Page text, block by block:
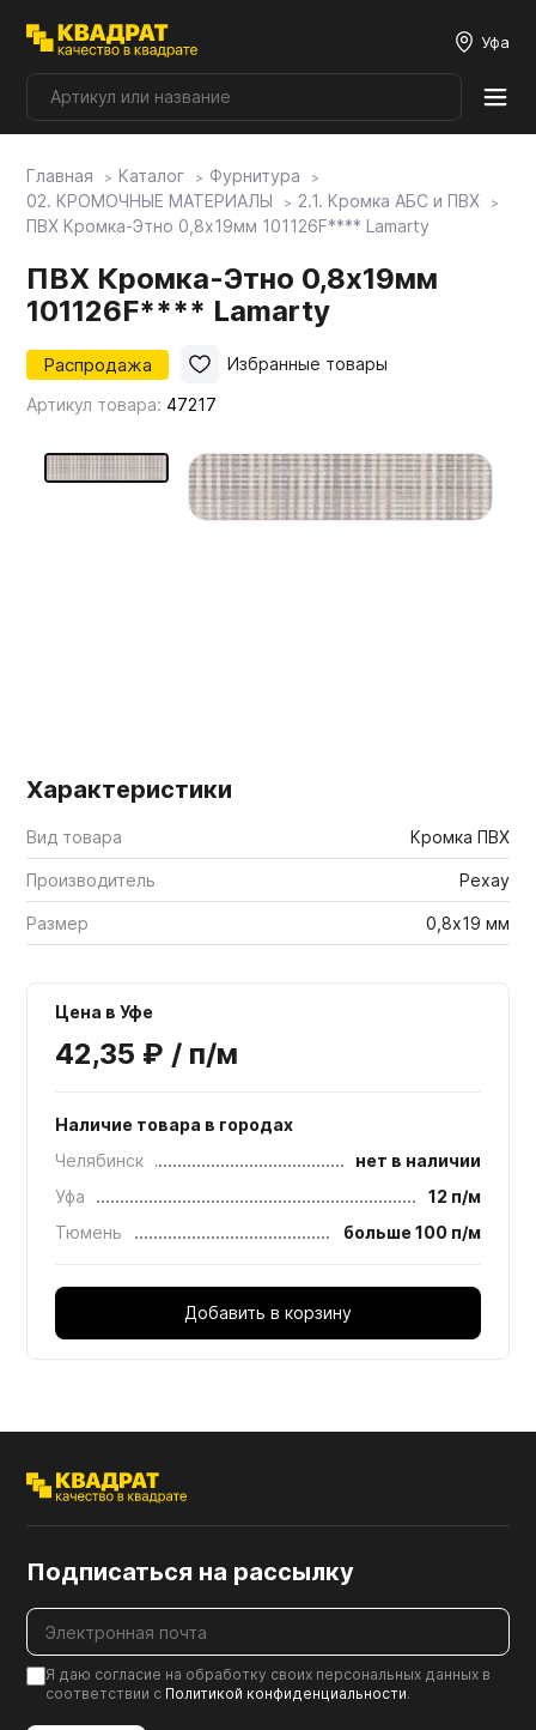
Уфа
Плитные материалы
Мой ЭГГЕР
Главная Каталог
Фурнитура
02. КРОМОЧНЫЕ МАТЕРИАЛЫ
2.1. Кромка АБС и ПВХ
ПВХ Кромка-Этно 0,8х19мм 101126F**** Lamarty
ПВХ Кромка-Этно 0,8х19мм
101126F**** Lamarty
Распродажа
Артикул товара: 47217
Избранные товары
Характеристики
Вид товара Кромка ПВХ
Производитель Рехау
Размер 0,8х19 мм
Цена в Уфе
42,35 ₽ / п/м
Наличие товара в городах
Челябинск
нет в наличии
Уфа
12 п/м
Тюмень
больше 100 п/м
Добавить в корзину
Подписаться на рассылку
Я даю согласие на обработку своих персональных данных в
соответствии с Политикой конфиденциальности.